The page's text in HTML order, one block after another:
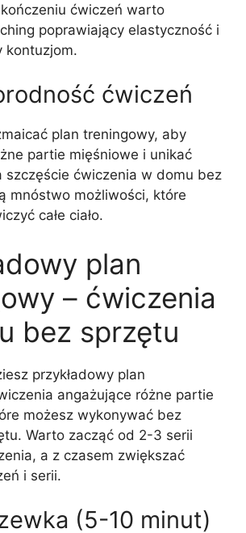
ćwiczeń warto
poprawiający elastyczność i
kontuzjom.
ćwiczeń
plan treningowy, aby
partie mięśniowe i unikać
szczęście ćwiczenia w domu bez
mnóstwo możliwości, które
całe ciało.
plan
– ćwiczenia
bez sprzętu
przykładowy plan
angażujące różne partie
możesz wykonywać bez
Warto zacząć od 2-3 serii
a z czasem zwiększać
i serii.
(5-10 minut)